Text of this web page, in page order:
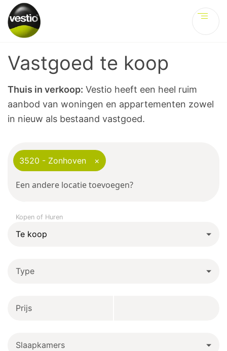
Vastgoed te koop
Thuis in verkoop: Vestio heeft een heel ruim
aanbod van woningen en appartementen zowel
in nieuw als bestaand vastgoed.
3520 - Zonhoven ×
Kopen of Huren
Type
Prijs
Slaapkamers